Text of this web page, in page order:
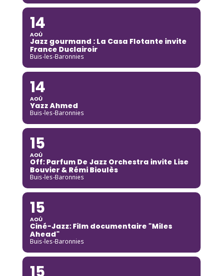
14
AOÛ
Jazz gourmand : La Casa Flotante invite
France Duclairoir
Buis-les-Baronnies
14
AOÛ
Yazz Ahmed
Buis-les-Baronnies
15
AOÛ
Off: Parfum De Jazz Orchestra invite Lise
Bouvier & Rémi Bioulès
Buis-les-Baronnies
15
AOÛ
Ciné-Jazz: Film documentaire "Miles
Ahead"
Buis-les-Baronnies